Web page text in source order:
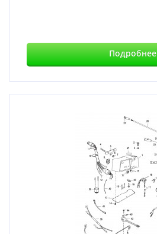
Подробнее